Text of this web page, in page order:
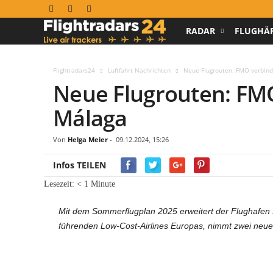
t
RADAR
Flightradars24 Luftfahrt Nachrichten Neue Flugrouten: FMO
Neue Flugrouten:
Málaga
Von Helga Meier - 09.12.2024, 15:26
Infos TEILEN
Lesezeit: < 1 Minute
Mit dem Sommerflugplan 2025 erweitert der
führenden Low-Cost-Airlines Europas, nimmt zwei